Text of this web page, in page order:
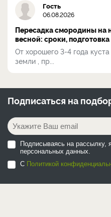
Гость
06.08.2026
Пересадка смородины на
весной: сроки,
От хорошего 3-4 года
земли , пр...
Подписаться на
Подписываясь на рассылку,
персональных данных.
С Политикой